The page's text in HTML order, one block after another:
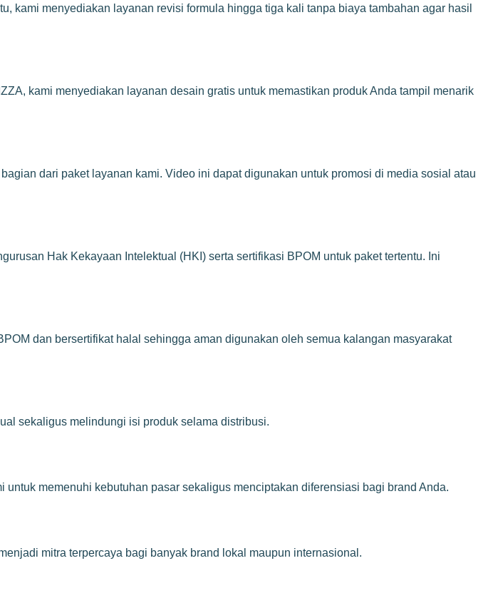
kami menyediakan layanan revisi formula hingga tiga kali tanpa biaya tambahan agar hasil
kami menyediakan layanan desain gratis untuk memastikan produk Anda tampil menarik
dari paket layanan kami. Video ini dapat digunakan untuk promosi di media sosial atau
Hak Kekayaan Intelektual (HKI) serta sertifikasi BPOM untuk paket tertentu. Ini
dan bersertifikat halal sehingga aman digunakan oleh semua kalangan masyarakat
sekaligus melindungi isi produk selama distribusi.
memenuhi kebutuhan pasar sekaligus menciptakan diferensiasi bagi brand Anda.
mitra terpercaya bagi banyak brand lokal maupun internasional.